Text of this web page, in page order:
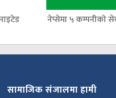
नेप्सेमा ५ कम्पनीको सेयर मूल्य
सामाजिक संजालमा हामी